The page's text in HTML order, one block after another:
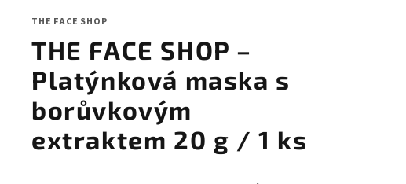
THE FACE SHOP
THE FACE SHOP –
Platýnková maska s
borůvkovým
extraktem 20 g / 1 ks